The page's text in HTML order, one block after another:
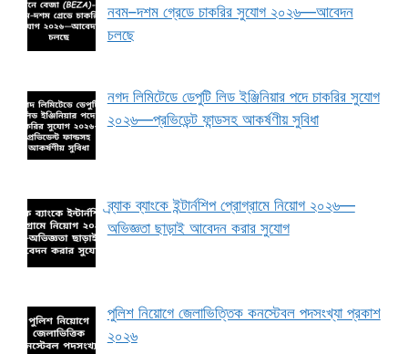
নবম–দশম গ্রেডে চাকরির সুযোগ ২০২৬—আবেদন
চলছে
নগদ লিমিটেডে ডেপুটি লিড ইঞ্জিনিয়ার পদে চাকরির সুযোগ
২০২৬—প্রভিডেন্ট ফান্ডসহ আকর্ষণীয় সুবিধা
ব্র্যাক ব্যাংকে ইন্টার্নশিপ প্রোগ্রামে নিয়োগ ২০২৬—
অভিজ্ঞতা ছাড়াই আবেদন করার সুযোগ
পুলিশ নিয়োগে জেলাভিত্তিক কনস্টেবল পদসংখ্যা প্রকাশ
২০২৬